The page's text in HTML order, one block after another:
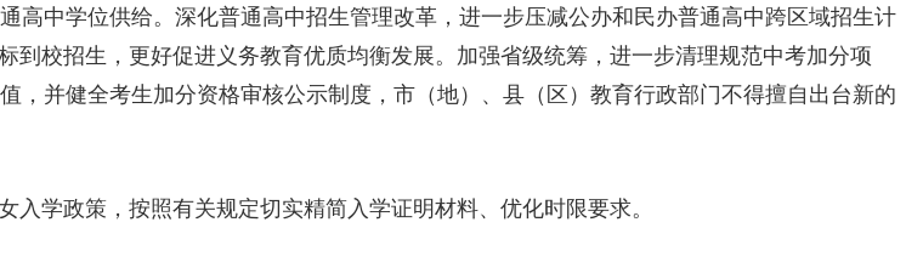
中学位供给。深化普通高中招生管理改革，进一步压减公办和民办普通高中跨区域招生计
到校招生，更好促进义务教育优质均衡发展。加强省级统筹，进一步清理规范中考加分项
，并健全考生加分资格审核公示制度，市（地）、县（区）教育行政部门不得擅自出台新的
学政策，按照有关规定切实精简入学证明材料、优化时限要求。